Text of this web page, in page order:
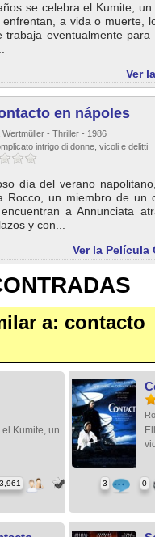
se celebra el Kumite,
a vida o muerte,
trabaja eventualmente
Ver
en nápoles
- Thriller - 1986
intrigo di donne, vicoli e delitti
día del verano
Rocco, un miembro de un
a Annunciata
y con...
Ver la Película
a: contacto
Kumite, un
3 0